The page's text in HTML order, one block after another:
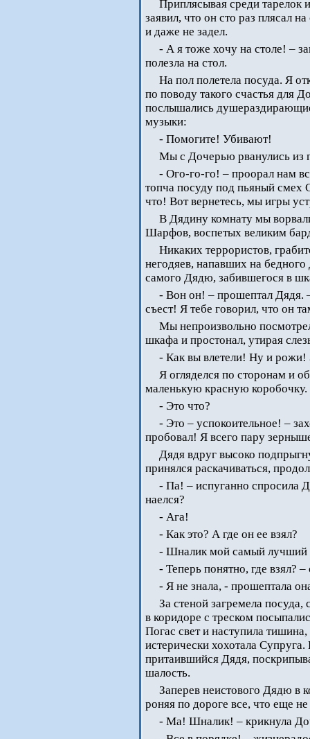
Приплясывая среди тарелок
заявил, что он сто раз плясал
и даже не задел.
- А я тоже хочу на столе! –
полезла на стол.
На пол полетела посуда. Я
по поводу такого счастья для
послышались
музыки:
- Помогите! Убивают!
Мы с Дочерью рванулись из
- Ого-го-го! – проорал нам
топча посуду под пьяный
что! Вот вернетесь, мы игры
В Дядину комнату мы
Шарфов, воспетых великим
Никаких террористов,
негодяев, напавших на
самого Дядю, забившегося в
- Вон он! – прошептал Дядя.
съест! Я тебе говорил, что он
Мы непроизвольно
шкафа и простонал, утирая
- Как вы влетели! Ну и рожи!
Я огляделся по сторонам и
маленькую красную
- Это что?
- Это – успокоительное! –
пробовал! Я всего пару
Дядя вдруг высоко
принялся раскачиваться,
- Па! – испуганно спросила
наелся?
- Ага!
- Как это? А где он ее взял?
- Шналик мой самый лучший
- Теперь понятно, где взял?
- Я не знала, - прошептала
За стеной загремела посуда,
в коридоре с треском
Погас свет и наступила
истерически хохотала
притаившийся Дядя,
шалость.
Заперев неистового Дядю в
роняя по дороге все, что еще
- Ма! Шналик! – крикнула